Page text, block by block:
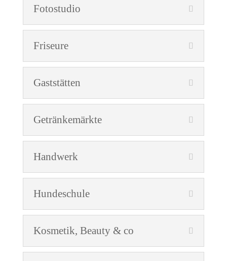
Fotostudio
Friseure
Gaststätten
Getränkemärkte
Handwerk
Hundeschule
Kosmetik, Beauty & co